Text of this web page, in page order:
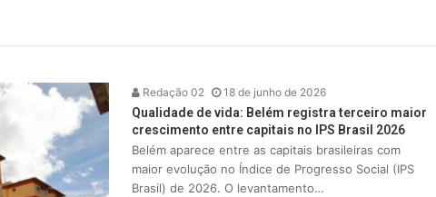
Redação 02 18 de junho de 2026
Qualidade de vida: Belém registra terceiro maior
crescimento entre capitais no IPS Brasil 2026
Belém aparece entre as capitais brasileiras com
maior evolução no Índice de Progresso Social (IPS
Brasil) de 2026. O levantamento…